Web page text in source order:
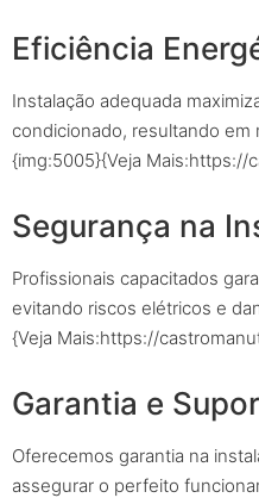
Eficiência
Instalação adequada
condicionado, resultando
{img:5005}{Veja
Segurança na
Profissionais capacitados
evitando riscos elétricos e
{Veja Mais:https://
Garantia e
Oferecemos garantia na
assegurar o perfeito